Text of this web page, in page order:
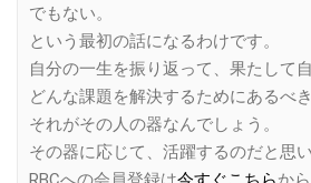
でもない。
という最初の話になるわけです。
自分の一生を振り返って、果たして
どんな課題を解決するためにあるべ
それがその人の器なんでしょう。
その器に応じて、活躍するのだと思い